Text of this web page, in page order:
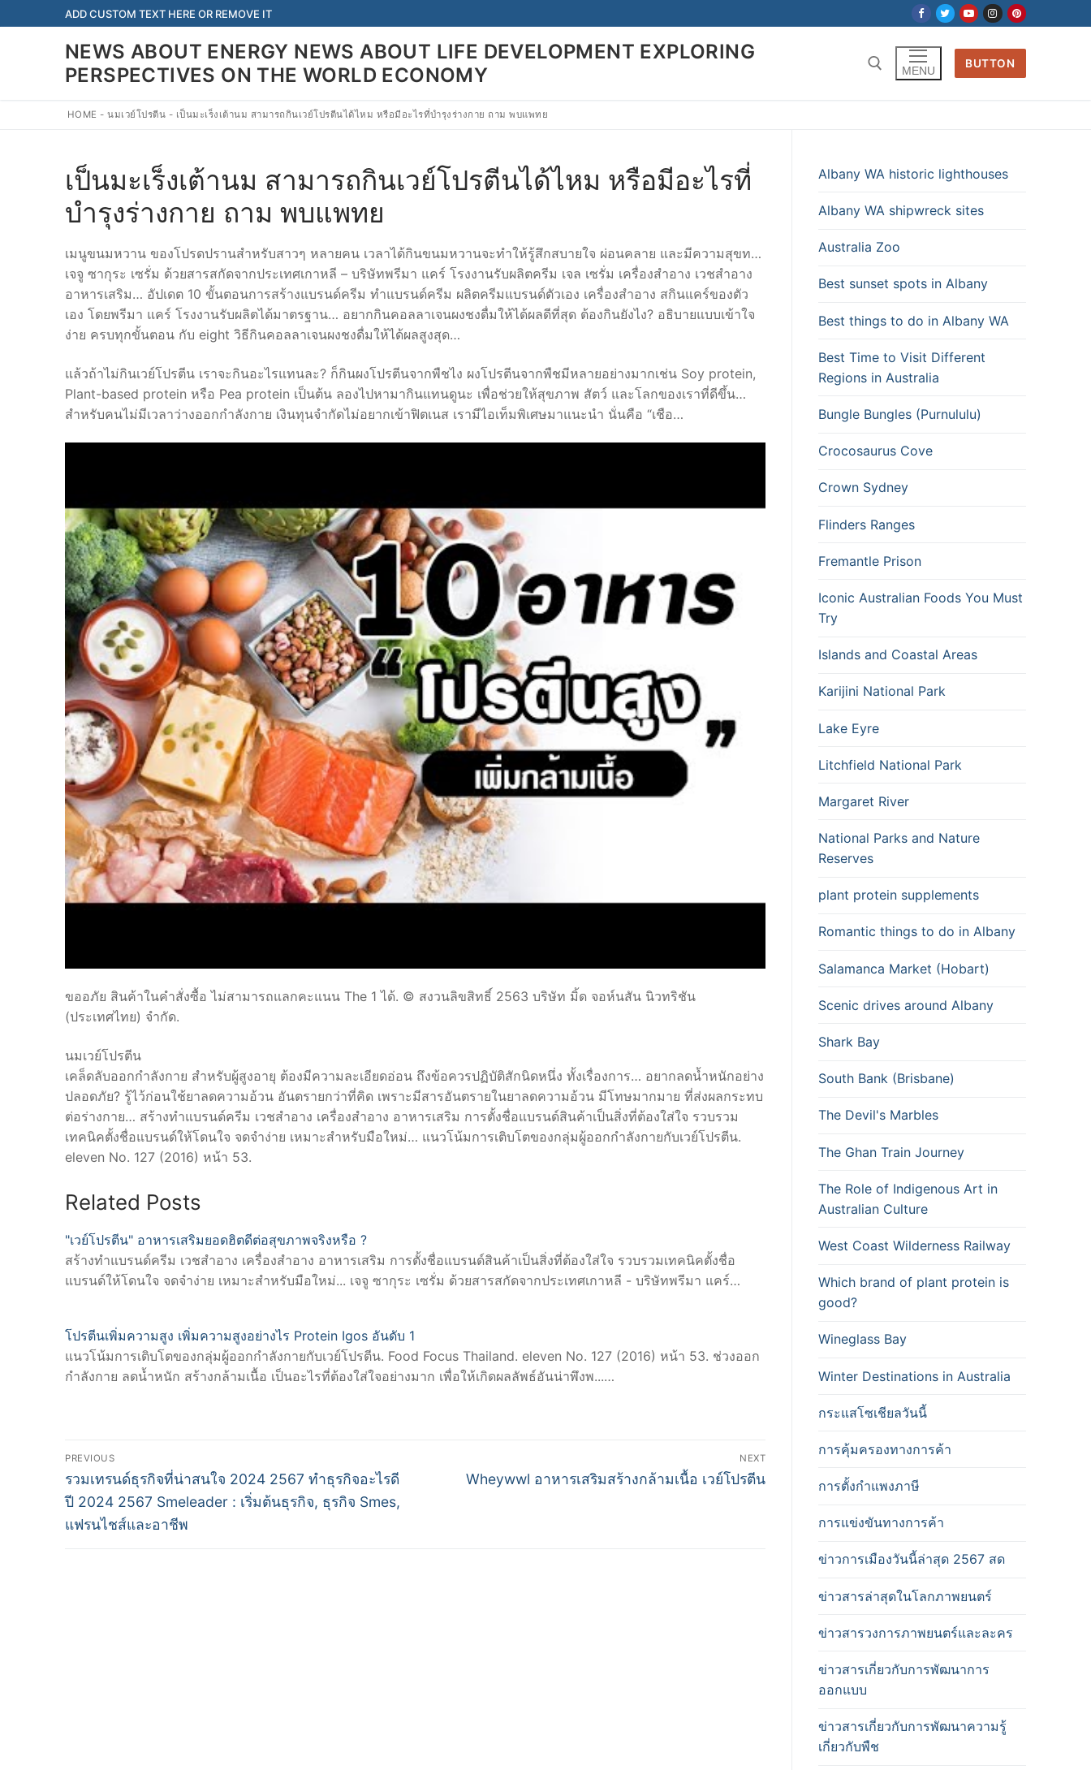
to
ADD CUSTOM TEXT HERE OR REMOVE IT
NEWS ABOUT ENERGY NEWS ABOUT LIFE DEVELOPMENT EXPLORING
PERSPECTIVES ON THE WORLD ECONOMY
MENU
BUTTON
HOME -นมเวย์โปรตีน - เป็นมะเร็งเต้านม สามารถกินเวย์โปรตีนได้ไหม หรือมีอะไรที่บำรุงร่างกาย ถาม พบแพทย
เป็นมะเร็งเต้านม สามารถกินเวย์โปรตีนได้ไหม หรือมีอะไรที่
บำรุงร่างกาย ถาม พบแพทย
เมนูขนมหวาน ของโปรดปรานสำหรับสาวๆ หลายคน เวลาได้กินขนมหวานจะทำให้รู้สึกสบายใจ ผ่อนคลาย และมีความสุขท…
เจจู ซากุระ เซรั่ม ด้วยสารสกัดจากประเทศเกาหลี – บริษัทพรีมา แคร์ โรงงานรับผลิตครีม เจล เซรั่ม เครื่องสำอาง เวชสำอาง
อาหารเสริม… อัปเดต 10 ขั้นตอนการสร้างแบรนด์ครีม ทำแบรนด์ครีม ผลิตครีมแบรนด์ตัวเอง เครื่องสำอาง สกินแคร์ของตัว
เอง โดยพรีมา แคร์ โรงงานรับผลิตได้มาตรฐาน… อยากกินคอลลาเจนผงชงดื่มให้ได้ผลดีที่สุด ต้องกินยังไง? อธิบายแบบเข้าใจ
ง่าย ครบทุกขั้นตอน กับ eight วิธีกินคอลลาเจนผงชงดื่มให้ได้ผลสูงสุด…
แล้วถ้าไม่กินเวย์โปรตีน เราจะกินอะไรแทนละ? ก็กินผงโปรตีนจากพืชไง ผงโปรตีนจากพืชมีหลายอย่างมากเช่น Soy protein,
Plant-based protein หรือ Pea protein เป็นต้น ลองไปหามากินแทนดูนะ เพื่อช่วยให้สุขภาพ สัตว์ และโลกของเราที่ดีขึ้น…
สำหรับคนไม่มีเวลาว่างออกกำลังกาย เงินทุนจำกัดไม่อยากเข้าฟิตเนส เรามีไอเท็มพิเศษมาแนะนำ นั่นคือ “เชือ…
ขออภัย สินค้าในคำสั่งซื้อ ไม่สามารถแลกคะแนน The 1 ได้. © สงวนลิขสิทธิ์ 2563 บริษัท มิ้ด จอห์นสัน นิวทริชัน
(ประเทศไทย) จำกัด.
นมเวย์โปรตีน
เคล็ดลับออกกำลังกาย สำหรับผู้สูงอายุ ต้องมีความละเอียดอ่อน ถึงข้อควรปฏิบัติสักนิดหนึ่ง ทั้งเรื่องการ… อยากลดน้ำหนักอย่าง
ปลอดภัย? รู้ไว้ก่อนใช้ยาลดความอ้วน อันตรายกว่าที่คิด เพราะมีสารอันตรายในยาลดความอ้วน มีโทษมากมาย ที่ส่งผลกระทบ
ต่อร่างกาย… สร้างทำแบรนด์ครีม เวชสำอาง เครื่องสำอาง อาหารเสริม การตั้งชื่อแบรนด์สินค้าเป็นสิ่งที่ต้องใส่ใจ รวบรวม
เทคนิคตั้งชื่อแบรนด์ให้โดนใจ จดจำง่าย เหมาะสำหรับมือใหม่… แนวโน้มการเติบโตของกลุ่มผู้ออกกำลังกายกับเวย์โปรตีน.
eleven No. 127 (2016) หน้า 53.
Related Posts
"เวย์โปรตีน" อาหารเสริมยอดฮิตดีต่อสุขภาพจริงหรือ ?
สร้างทำแบรนด์ครีม เวชสำอาง เครื่องสำอาง อาหารเสริม การตั้งชื่อแบรนด์สินค้าเป็นสิ่งที่ต้องใส่ใจ รวบรวมเทคนิคตั้งชื่อ
แบรนด์ให้โดนใจ จดจำง่าย เหมาะสำหรับมือใหม่... เจจู ซากุระ เซรั่ม ด้วยสารสกัดจากประเทศเกาหลี - บริษัทพรีมา แคร์…
โปรตีนเพิ่มความสูง เพิ่มความสูงอย่างไร Protein Igos อันดับ 1
แนวโน้มการเติบโตของกลุ่มผู้ออกกำลังกายกับเวย์โปรตีน. Food Focus Thailand. eleven No. 127 (2016) หน้า 53. ช่วงออก
กำลังกาย ลดน้ำหนัก สร้างกล้ามเนื้อ เป็นอะไรที่ต้องใส่ใจอย่างมาก เพื่อให้เกิดผลลัพธ์อันน่าพึงพ...…
Post
navigation
PREVIOUS
Previous
post:
รวมเทรนด์ธุรกิจที่น่าสนใจ 2024 2567 ทำธุรกิจอะไรดี
ปี 2024 2567 Smeleader : เริ่มต้นธุรกิจ, ธุรกิจ Smes,
แฟรนไชส์และอาชีพ
NEXT
Next
Wheywwl อาหารเสริมสร้างกล้ามเนื้อ เวย์โปรตีน
Albany WA historic lighthouses
Albany WA shipwreck sites
Australia Zoo
Best sunset spots in Albany
Best things to do in Albany WA
Best Time to Visit Different
Regions in Australia
Bungle Bungles (Purnululu)
Crocosaurus Cove
Crown Sydney
Flinders Ranges
Fremantle Prison
Iconic Australian Foods You Must
Try
Islands and Coastal Areas
Karijini National Park
Lake Eyre
Litchfield National Park
Margaret River
National Parks and Nature
Reserves
plant protein supplements
Romantic things to do in Albany
Salamanca Market (Hobart)
Scenic drives around Albany
Shark Bay
South Bank (Brisbane)
The Devil's Marbles
The Ghan Train Journey
The Role of Indigenous Art in
Australian Culture
West Coast Wilderness Railway
Which brand of plant protein is
good?
Wineglass Bay
Winter Destinations in Australia
กระแสโซเชียลวันนี้
การคุ้มครองทางการค้า
การตั้งกำแพงภาษี
การแข่งขันทางการค้า
ข่าวการเมืองวันนี้ล่าสุด 2567 สด
ข่าวสารล่าสุดในโลกภาพยนตร์
ข่าวสารวงการภาพยนตร์และละคร
ข่าวสารเกี่ยวกับการพัฒนาการ
ออกแบบ
ข่าวสารเกี่ยวกับการพัฒนาความรู้
เกี่ยวกับพืช